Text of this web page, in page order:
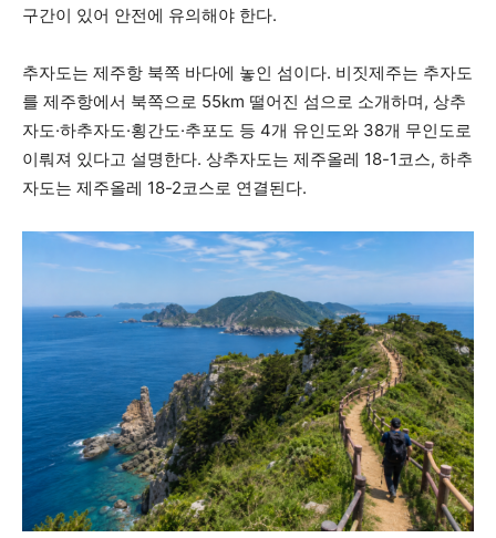
구간이 있어 안전에 유의해야 한다.
추자도는 제주항 북쪽 바다에 놓인 섬이다. 비짓제주는 추자도
를 제주항에서 북쪽으로 55km 떨어진 섬으로 소개하며, 상추
자도·하추자도·횡간도·추포도 등 4개 유인도와 38개 무인도로
이뤄져 있다고 설명한다. 상추자도는 제주올레 18-1코스, 하추
자도는 제주올레 18-2코스로 연결된다.